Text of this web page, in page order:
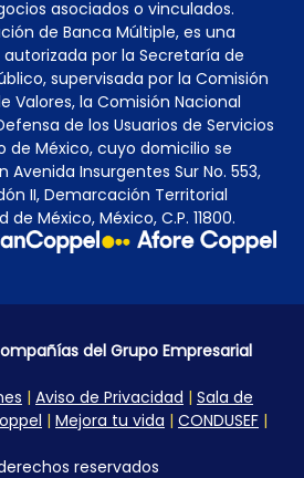
asociados o vinculados.
de Banca Múltiple, es una
por la Secretaría de
supervisada por la Comisión
Valores, la Comisión Nacional
de los Usuarios de Servicios
de México, cuyo domicilio se
Insurgentes Sur No. 553,
II, Demarcación Territorial
México, México, C.P. 11800.
del Grupo Empresarial
| Aviso de Privacidad | Sala de
| Mejora tu vida | CONDUSEF |
reservados